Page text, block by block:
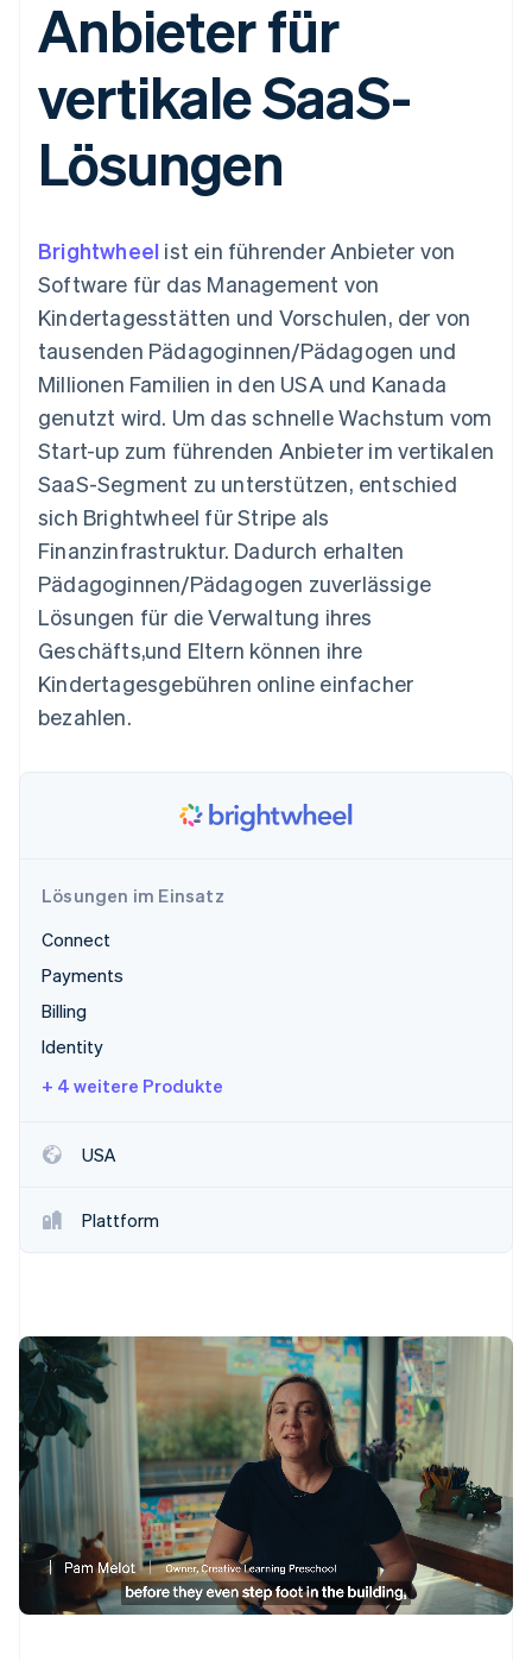
Zugriff auf mehr als
125
Zahlungen vor Ort
Authorization
Optimierung der
Autorisierungsraten
Bezahlvorgang
Financial
Connections
Verbundene
Finanzdaten
Datensynchronisierung
Product roadmap
Ausblick
Radar
Betrugsprävention
Atlas
Start-up-Gründung
Climate
CO₂-Entnahme
Identity
Online-Identitätsprüfung
Jetzt ansehen
Geldmanagement
Plattformen
SaaS
Nach Branche
Gaming
Freizeit
Versicherungen
Unterhaltung
Gemeinnützige
Organisationen
Fachdienstleistungen
Öffentlicher Sektor
Einzelhandel
Ecosystem
Partner
Stripe App-Marktplatz
Marktplatz auf
Grundlagen der
Abonnementverwaltung
So setzen Sie
nutzungsbasierte
Stablecoin-gestützte
Karten ausgeben: So
Verwaltung von
Diensten mit Agenten
App-Integrationen
Code-Beispiele
Entwickler-Blog
API-Status
Produkt-Roadmap
Stripe Sessions
Karriere
Newsroom
Stripe Press
Sales-Team
kontaktieren
Partner werden
Anbieter für
vertikale SaaS-
Lösungen
Brightwheel ist ein führender Anbieter von
Software für das Management von
Kindertagesstätten und Vorschulen, der von
tausenden Pädagoginnen/Pädagogen und
Millionen Familien in den USA und Kanada
genutzt wird. Um das schnelle Wachstum vom
Start-up zum führenden Anbieter im vertikalen
SaaS-Segment zu unterstützen, entschied
sich Brightwheel für Stripe als
Finanzinfrastruktur. Dadurch erhalten
Pädagoginnen/Pädagogen zuverlässige
Lösungen für die Verwaltung ihres
Geschäfts,und Eltern können ihre
Kindertagesgebühren online einfacher
bezahlen.
Lösungen im Einsatz
Connect
Payments
Billing
Identity
+ 4 weitere Produkte
USA
Plattform